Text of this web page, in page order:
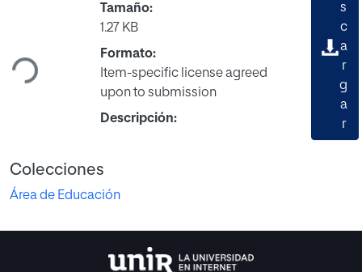
Cargando...
Tamaño:
1.27 KB
Formato:
Item-specific license agreed
upon to submission
Descripción:
s
c
a
r
g
a
r
Colecciones
Área de Educación